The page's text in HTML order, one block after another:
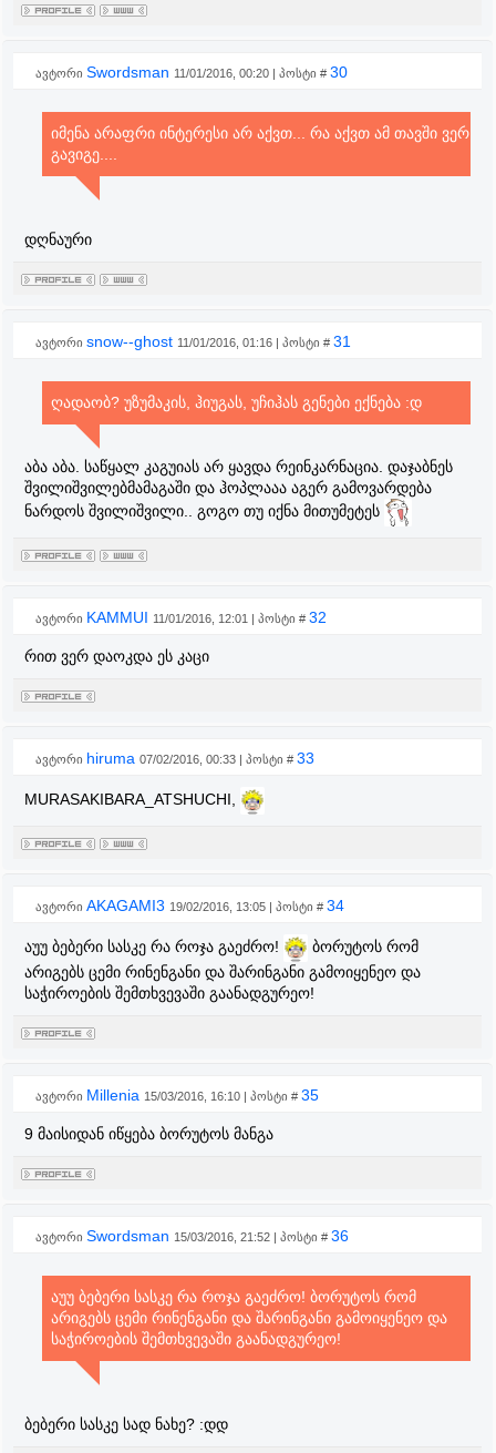
ავტორი Swordsman 11/01/2016, 00:20 | პოსტი # 30
იმენა არაფრი ინტერესი არ აქვთ... რა აქვთ ამ თავში ვერ
გავიგე....
დღნაური
ავტორი snow--ghost 11/01/2016, 01:16 | პოსტი # 31
ღადაობ? უზუმაკის, ჰიუგას, უჩიჰას გენები ექნება :დ
აბა აბა. საწყალ კაგუიას არ ყავდა რეინკარნაცია. დაჯაბნეს
შვილიშვილებმამაგაში და ჰოპლააა აგერ გამოვარდება
ნარდოს შვილიშვილი.. გოგო თუ იქნა მითუმეტეს
ავტორი KAMMUI 11/01/2016, 12:01 | პოსტი # 32
რით ვერ დაოკდა ეს კაცი
ავტორი hiruma 07/02/2016, 00:33 | პოსტი # 33
MURASAKIBARA_ATSHUCHI,
ავტორი AKAGAMI3 19/02/2016, 13:05 | პოსტი # 34
აუუ ბებერი სასკე რა როჯა გაეძრო!
ბორუტოს რომ
არიგებს ცემი რინენგანი და შარინგანი გამოიყენეო და
საჭიროების შემთხვევაში გაანადგურეო!
ავტორი Millenia 15/03/2016, 16:10 | პოსტი # 35
9 მაისიდან იწყება ბორუტოს მანგა
ავტორი Swordsman 15/03/2016, 21:52 | პოსტი # 36
აუუ ბებერი სასკე რა როჯა გაეძრო! ბორუტოს რომ
არიგებს ცემი რინენგანი და შარინგანი გამოიყენეო და
საჭიროების შემთხვევაში გაანადგურეო!
ბებერი სასკე სად ნახე? :დდ